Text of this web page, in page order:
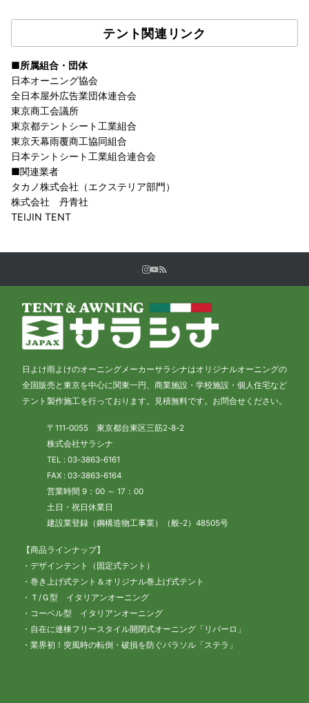
テント関連リンク
■所属組合・団体
日本オーニング協会
全日本屋外広告業団体連合会
東京商工会議所
東京都テントシート工業組合
東京天幕雨覆商工協同組合
日本テントシート工業組合連合会
■関連業者
タカノ株式会社（エクステリア部門）
株式会社 丹青社
TEIJIN TENT
日よけ雨よけのオーニングメーカーサラシナはオリジナルオーニングの
全国販売と東京を中心に関東一円、商業施設・学校施設・個人住宅など
テント製作施工を行っております。見積無料です。お問合せください。
〒111-0055 東京都台東区三筋2-8-2
株式会社サラシナ
TEL : 03-3863-6161
FAX : 03-3863-6164
営業時間 9：00 ～ 17：00
土日・祝日休業日
建設業登録（鋼構造物工事業）（般-2）48505号
【商品ラインナップ】
・デザインテント（固定式テント）
・巻き上げ式テント＆オリジナル巻上げ式テント
・Ｔ/Ｇ型 イタリアンオーニング
・コーベル型 イタリアンオーニング
・自在に連棟フリースタイル開閉式オーニング「リパーロ」
・業界初！突風時の転倒・破損を防ぐパラソル「ステラ」